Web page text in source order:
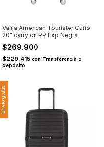
Valija American Tourister Curio
20" carry on PP Exp Negra
$269.900
$229.415 con Transferencia o
depósito
Envío gratis